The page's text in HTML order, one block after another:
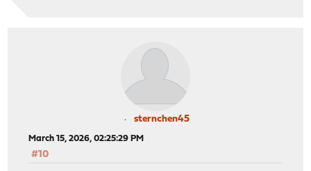
sternchen45
March 15, 2026, 02:25:29 PM
#10